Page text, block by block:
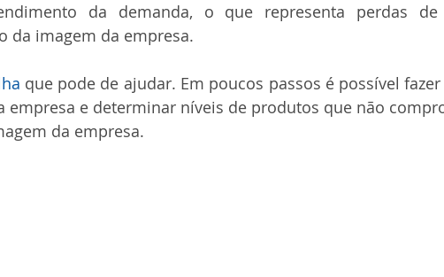
da demanda, o que representa perdas
da imagem da empresa.
que pode de ajudar. Em poucos passos é possível
empresa e determinar níveis de produtos que não
da empresa.